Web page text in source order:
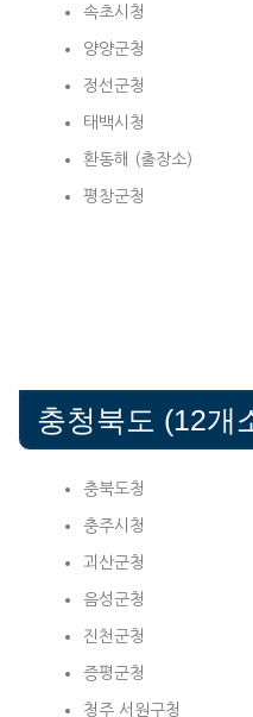
속초시청
양양군청
정선군청
태백시청
환동해 (출장소)
평창군청
충청북도 (12개
충북도청
충주시청
괴산군청
음성군청
진천군청
증평군청
청주 서원구청